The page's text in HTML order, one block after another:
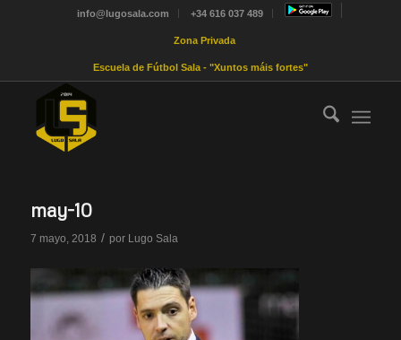
info@lugosala.com +34 616 037 489
Zona Privada
Escuela de Fútbol Sala - "Xuntos máis fortes"
may-10
7 mayo, 2018 / por Lugo Sala